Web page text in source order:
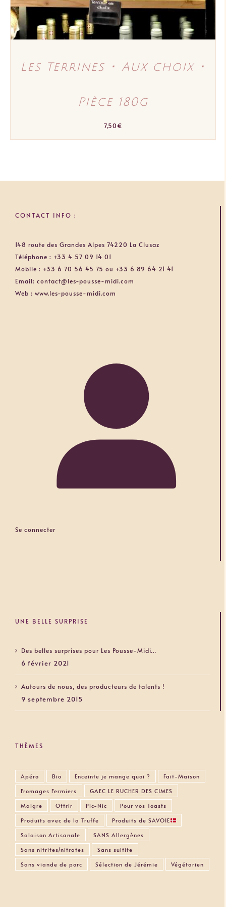
PAGE
DU
Les Terrines ･ Aux choix ･
Pièce 180g
7,50€
CONTACT INFO :
148 route des Grandes Alpes 74220 La Clusaz
Téléphone : +33 4 57 09 14 01
Mobile : +33 6 70 56 45 75 ou +33 6 89 64 21 41
Email: contact@les-pousse-midi.com
Web : www.les-pousse-midi.com
Se connecter
UNE BELLE SURPRISE
Des belles surprises pour Les Pousse-Midi…
6 février 2021
Autours de nous, des producteurs de talents !
9 septembre 2015
THÈMES
Apéro Bio Enceinte je mange quoi ?
Fait-Maison
Fromages Fermiers
GAEC LE RUCHER DES CIMES
Maigre
Offrir Pic-Nic
Pour vos Toasts
Produits avec de la Truffe
Produits de SAVOIE
Salaison Artisanale
SANS Allergènes
Sans nitrites/nitrates
Sans sulfite
Sans viande de porc
Sélection de Jérémie Végétarien